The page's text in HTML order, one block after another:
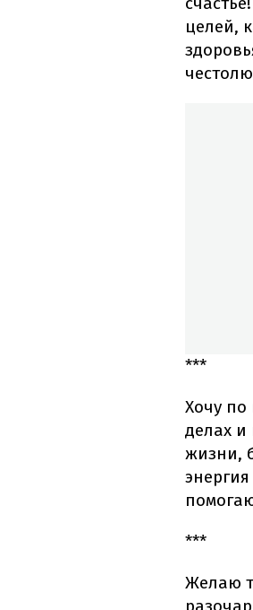
целей,
***
Хочу по
делах
жизни,
***
Желаю